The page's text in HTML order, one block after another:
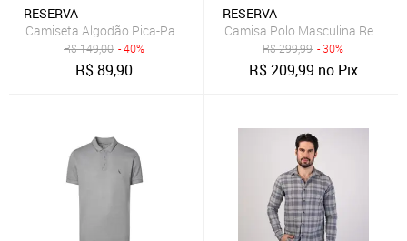
RESERVA
Camiseta Algodão Pica-Pau Patriota Reserva Cinza
R$149,00 - 40%
R$89,90
RESERVA
Camisa Polo Masculina
R$299,99 - 30%
R$209,99 no Pix